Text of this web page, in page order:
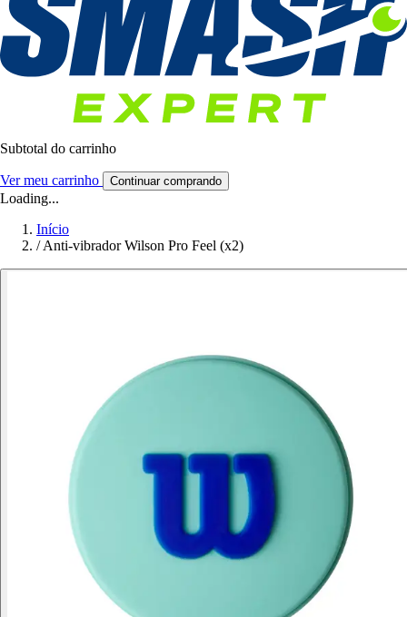
Subtotal do carrinho
Ver meu carrinho Continuar comprando
Loading...
Início
/ Anti-vibrador Wilson Pro Feel (x2)